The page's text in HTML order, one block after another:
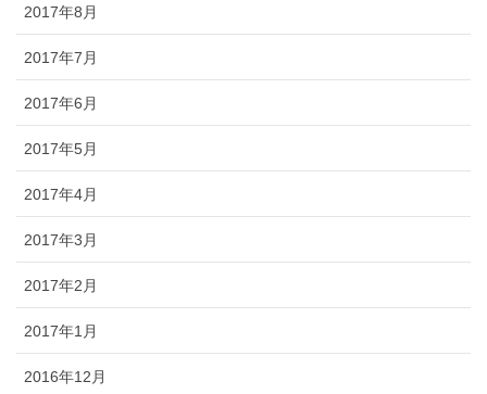
2017年8月
2017年7月
2017年6月
2017年5月
2017年4月
2017年3月
2017年2月
2017年1月
2016年12月